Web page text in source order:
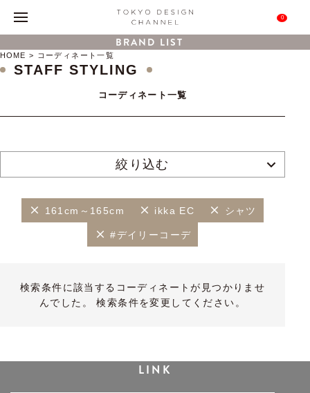
0
BRAND LIST
HOME コーディネート一覧
STAFF STYLING
コーディネート一覧
絞り込む
161cm～165cm ikka EC シャツ
#デイリーコーデ
検索条件に該当するコーディネートが見つかりませ
んでした。 検索条件を変更してください。
LINK